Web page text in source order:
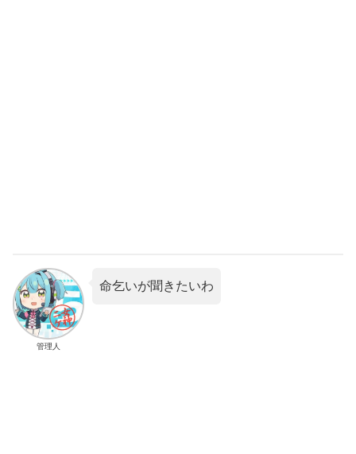
管理人
命乞いが聞きたいわ